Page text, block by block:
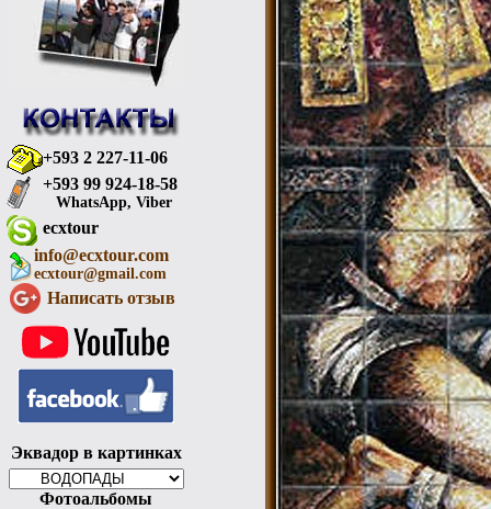
+593 2 227-11-06
+593 99 924-18-58
WhatsApp, Viber
ecxtour
info@ecxtour.com
ecxtour@gmail.com
Написать отзыв
Эквадор в картинках
Фотоальбомы